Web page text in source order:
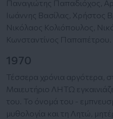
Παναγιώτης Παπαδιόχος,
Ιωάννης Βασίλας, Χρήστος
Νικόλαος Κολιόπουλος,
Κωνσταντίνος Παπαπέτρου.
1970
Τέσσερα χρόνια αργότερα,
Μαιευτήριο ΛΗΤΩ
του. Το όνομά του -
μυθολογία και τη Λητώ,